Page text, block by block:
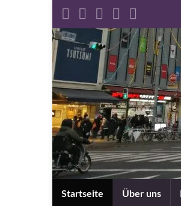
Startseite Über uns